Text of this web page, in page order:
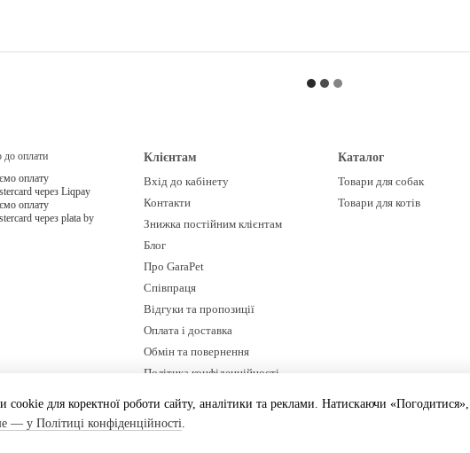
оплати
Клієнтам
Вхід до кабінету
Контакти
Знижка постійним клієнтам
Блог
Про GaraPet
Співпраця
Відгуки та пропозиції
Оплата і доставка
Обмін та повернення
Політика конфіденційності
Каталог
Товари для собак
Товари для котів
для коректної роботи сайту, аналітики та реклами. Натискаючи «Погодитися»,
— у Політиці конфіденційності.